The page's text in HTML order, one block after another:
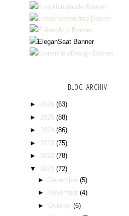
BLOG ARCHIV
► 2026 (63)
► 2025 (88)
► 2024 (86)
► 2023 (75)
► 2022 (78)
▼ 2021 (72)
►
Dezember (5)
►
November (4)
► Oktober (6)